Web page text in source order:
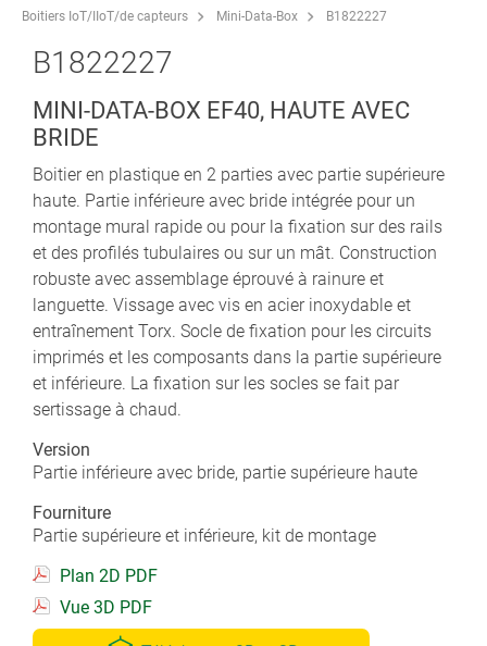
Boitiers IoT/IIoT/de capteurs
Mini-Data-Box B1822227
B1822227
MINI-DATA-BOX EF40, HAUTE AVEC
BRIDE
Boitier en plastique en 2 parties avec partie supérieure
haute. Partie inférieure avec bride intégrée pour un
montage mural rapide ou pour la fixation sur des rails
et des profilés tubulaires ou sur un mât. Construction
robuste avec assemblage éprouvé à rainure et
languette. Vissage avec vis en acier inoxydable et
entraînement Torx. Socle de fixation pour les circuits
imprimés et les composants dans la partie supérieure
et inférieure. La fixation sur les socles se fait par
sertissage à chaud.
Version
Partie inférieure avec bride, partie supérieure haute
Fourniture
Partie supérieure et inférieure, kit de montage
Plan 2D PDF
Vue 3D PDF